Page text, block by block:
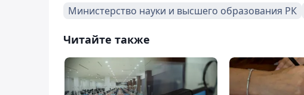
Министерство науки и высшего образования РК
Читайте также